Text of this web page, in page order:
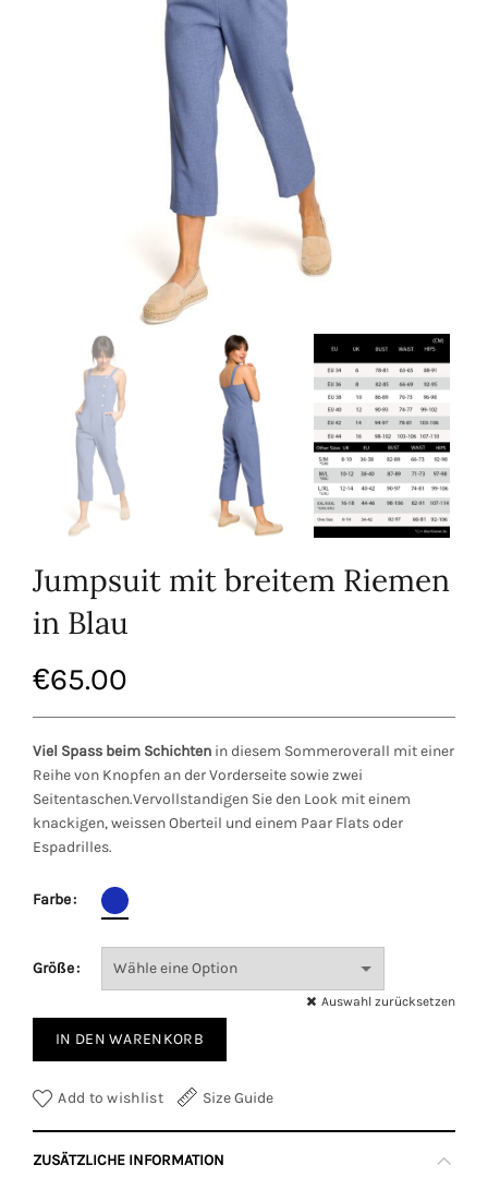
Jumpsuit mit breitem Riemen
in Blau
€65.00
Viel Spass beim Schichten in diesem Sommeroverall mit einer
Reihe von Knopfen an der Vorderseite sowie zwei
Seitentaschen.Vervollstandigen Sie den Look mit einem
knackigen, weissen Oberteil und einem Paar Flats oder
Espadrilles.
Farbe
Größe
Auswahl zurücksetzen
IN DEN WARENKORB
Add to wishlist Size Guide
ZUSÄTZLICHE INFORMATION